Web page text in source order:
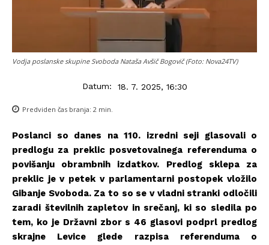
Vodja poslanske skupine Svoboda Nataša Avšič Bogovič (Foto: Nova24TV)
Datum: 18. 7. 2025, 16:30
Predviden čas branja: 2 min.
Poslanci so danes na 110. izredni seji glasovali o
predlogu za preklic posvetovalnega referenduma o
povišanju obrambnih izdatkov. Predlog sklepa za
preklic je v petek v parlamentarni postopek vložilo
Gibanje Svoboda. Za to so se v vladni stranki odločili
zaradi številnih zapletov in srečanj, ki so sledila po
tem, ko je Državni zbor s 46 glasovi podprl predlog
skrajne Levice glede razpisa referenduma o